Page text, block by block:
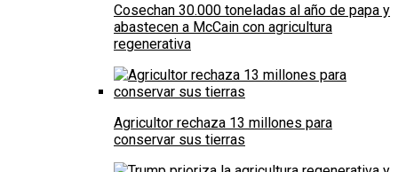
Cosechan 30.000 toneladas al año de papa y
abastecen a McCain con agricultura
regenerativa
Agricultor rechaza 13 millones para
conservar sus tierras